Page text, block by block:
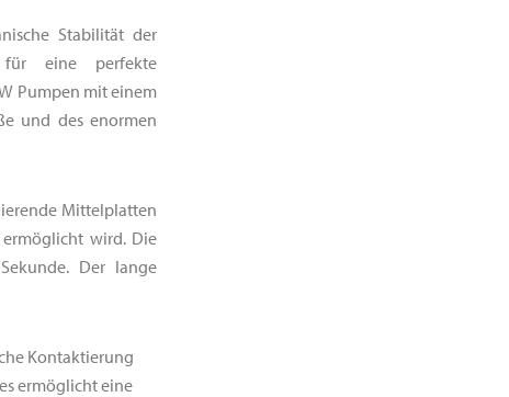
Stabilität der
für eine perfekte
Pumpen mit einem
und des enormen
Mittelplatten
wird. Die
Der lange
Kontaktierung
ermöglicht eine